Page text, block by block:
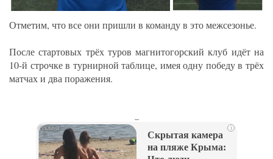
Отметим, что все они пришли в команду в это межсезонье.
После стартовых трёх туров магнитогорский клуб идёт на
10-й строчке в турнирной таблице, имея одну победу в трёх
матчах и два поражения.
i
Скрытая камера
на пляже Крыма: